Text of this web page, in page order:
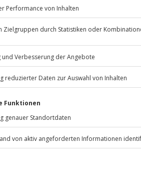
Absprache mit dem
anfallen (die Kosten sind vor
Uhr
Jochen SchweizerGmbH
81671 München
außer an bundesweiten